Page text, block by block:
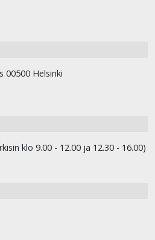
00500 Helsinki
klo 9.00 - 12.00 ja 12.30 - 16.00)